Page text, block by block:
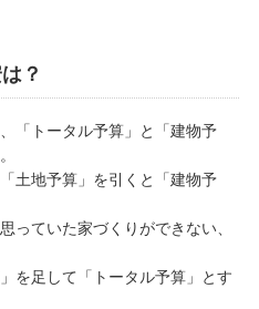
？
「トータル予算」と「建物予
土地予算」を引くと「建物予
っていた家づくりができない、
を足して「トータル予算」とす